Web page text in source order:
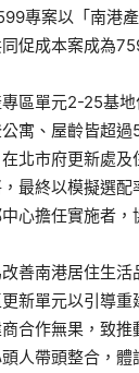
專案以「南港
促成本案成為
區單元2-25基
寓、屋齡皆超
北市府更新處
最終以模擬選
心擔任實施者，
善南港居住生
新單元以引導
合作無果，致
人帶頭整合，